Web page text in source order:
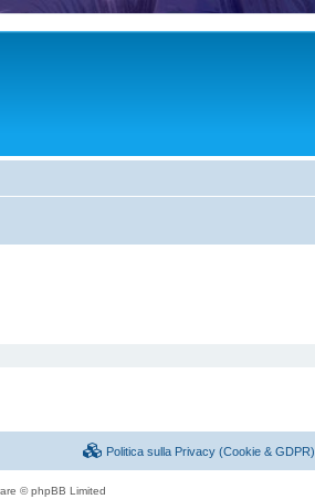
Politica sulla Privacy (Cookie & GDPR)
© phpBB Limited